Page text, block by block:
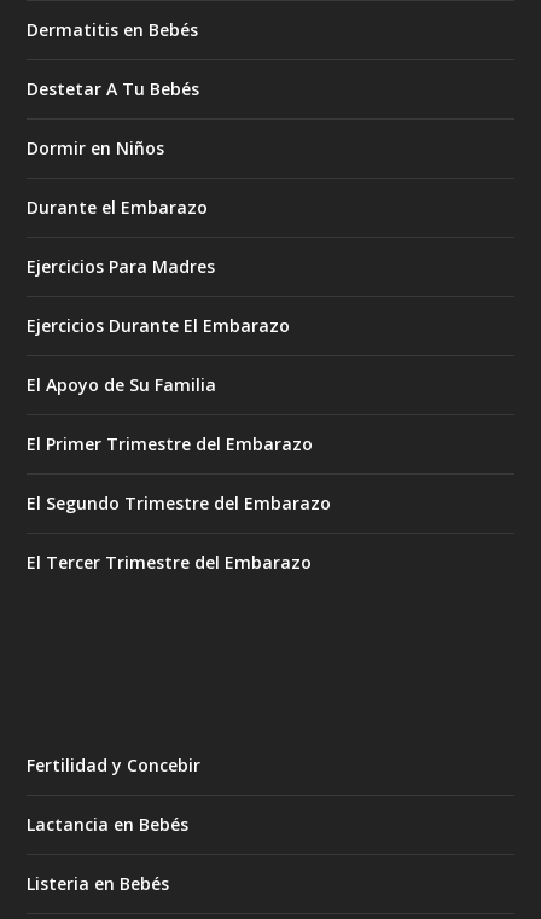
Dermatitis en Bebés
Destetar A Tu Bebés
Dormir en Niños
Durante el Embarazo
Ejercicios Para Madres
Ejercicios Durante El Embarazo
El Apoyo de Su Familia
El Primer Trimestre del Embarazo
El Segundo Trimestre del Embarazo
El Tercer Trimestre del Embarazo
Fertilidad y Concebir
Lactancia en Bebés
Listeria en Bebés